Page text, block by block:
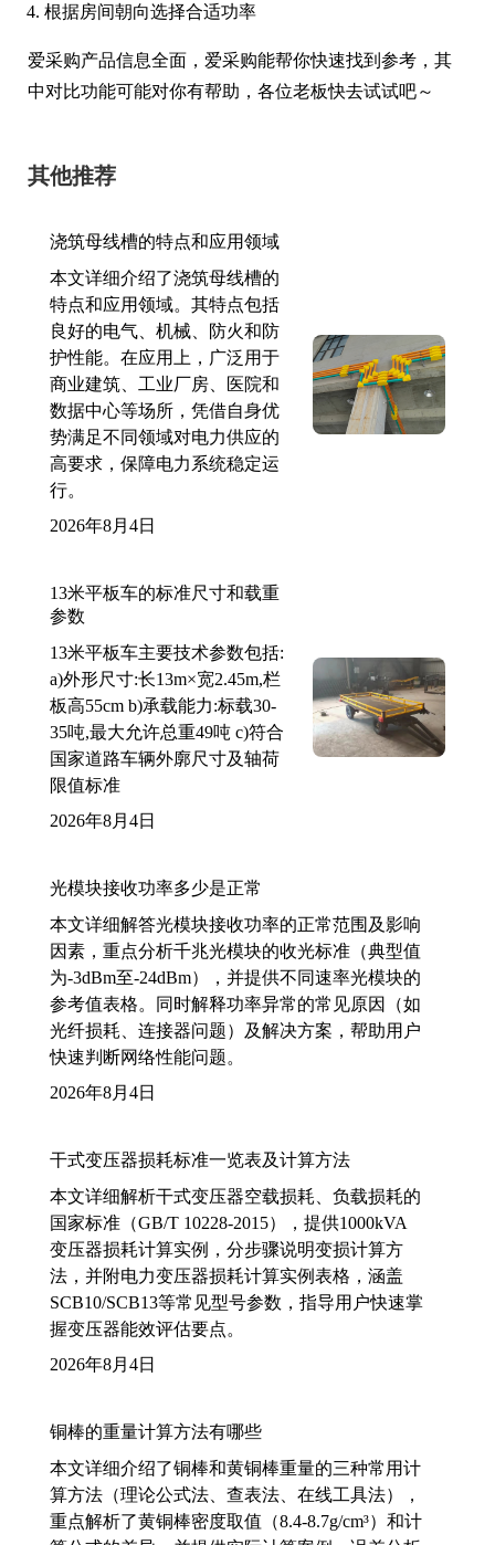
根据房间朝向选择合适功率
爱采购产品信息全面，爱采购能帮你快速找到参考，其
中对比功能可能对你有帮助，各位老板快去试试吧～
其他推荐
浇筑母线槽的特点和应用领域
本文详细介绍了浇筑母线槽的
特点和应用领域。其特点包括
良好的电气、机械、防火和防
护性能。在应用上，广泛用于
商业建筑、工业厂房、医院和
数据中心等场所，凭借自身优
势满足不同领域对电力供应的
高要求，保障电力系统稳定运
行。
2026年8月4日
13米平板车的标准尺寸和载重
参数
13米平板车主要技术参数包括:
a)外形尺寸:长13m×宽2.45m,栏
板高55cm b)承载能力:标载30-
35吨,最大允许总重49吨 c)符合
国家道路车辆外廓尺寸及轴荷
限值标准
2026年8月4日
光模块接收功率多少是正常
本文详细解答光模块接收功率的正常范围及影响
因素，重点分析千兆光模块的收光标准（典型值
为-3dBm至-24dBm），并提供不同速率光模块的
参考值表格。同时解释功率异常的常见原因（如
光纤损耗、连接器问题）及解决方案，帮助用户
快速判断网络性能问题。
2026年8月4日
干式变压器损耗标准一览表及计算方法
本文详细解析干式变压器空载损耗、负载损耗的
国家标准（GB/T 10228-2015），提供1000kVA
变压器损耗计算实例，分步骤说明变损计算方
法，并附电力变压器损耗计算实例表格，涵盖
SCB10/SCB13等常见型号参数，指导用户快速掌
握变压器能效评估要点。
2026年8月4日
铜棒的重量计算方法有哪些
本文详细介绍了铜棒和黄铜棒重量的三种常用计
算方法（理论公式法、查表法、在线工具法），
重点解析了黄铜棒密度取值（8.4-8.7g/cm³）和计